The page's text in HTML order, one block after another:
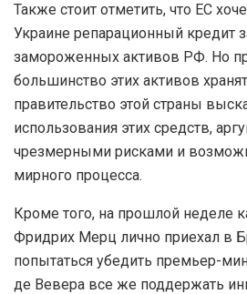
Также стоит отметить, что ЕС
Украине репарационный кредит
замороженных активов РФ. Но
большинство этих активов
правительство этой страны
использования этих средств,
чрезмерными рисками и
мирного процесса.
Кроме того, на прошлой неделе
Фридрих Мерц лично приехал в
попытаться убедить премьер-
де Вевера все же поддержать